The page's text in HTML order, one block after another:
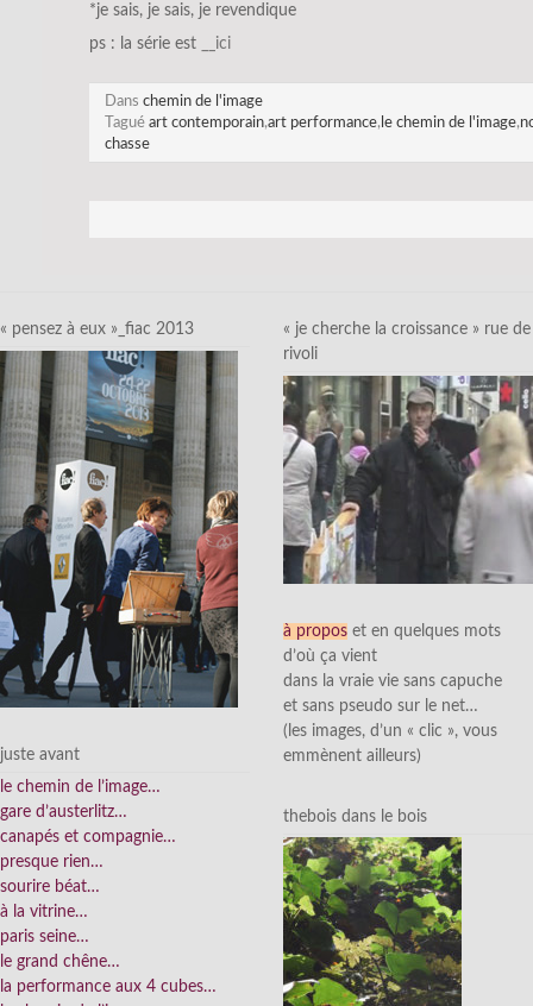
*je sais, je sais, je revendique
ps : la série est
__ici
Dans chemin de l'image
Tagué art contemporain,art performance, le chemin de l'image,
chasse
« pensez à eux »_fiac 2013
juste avant
le chemin de l’image…
gare d’austerlitz…
canapés et compagnie…
presque rien…
sourire béat…
à la vitrine…
paris seine…
le grand chêne…
la performance aux 4 cubes…
« je cherche la croissance » rue de
rivoli
à propos et en quelques mots
d’où ça vient
dans la vraie vie sans capuche
et sans pseudo sur le net…
(les images, d’un « clic », vous
emmènent ailleurs)
thebois dans le bois